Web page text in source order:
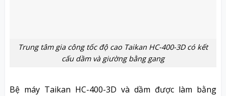
Trung tâm gia công tốc độ cao Taikan HC-400-3D có kết
cấu dầm và giường bằng gang
Bệ máy Taikan HC-400-3D và dầm được làm bằng